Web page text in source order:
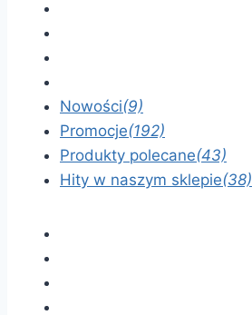
Nowości(9)
Promocje(192)
Produkty polecane(43)
Hity w naszym sklepie(38)